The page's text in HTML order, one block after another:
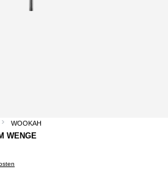
WOOKAH
WENGE